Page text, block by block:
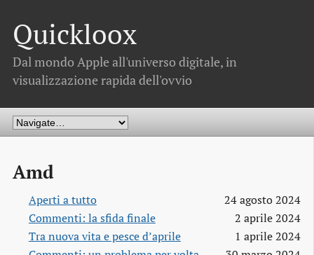
Quickloox
Dal mondo Apple all'universo digitale, in
visualizzazione rapida dell'ovvio
Amd
Aperti a tutto
24 agosto 2024
Commenti: la sfida finale
2 aprile 2024
Tra nuova vita e pesce d’aprile
1 aprile 2024